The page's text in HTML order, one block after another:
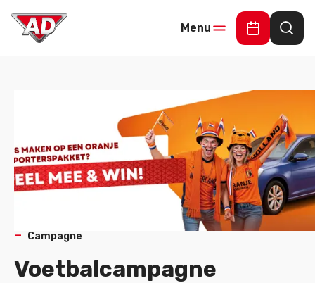
Menu
Maak een
Campagne
Voetbalcampagne